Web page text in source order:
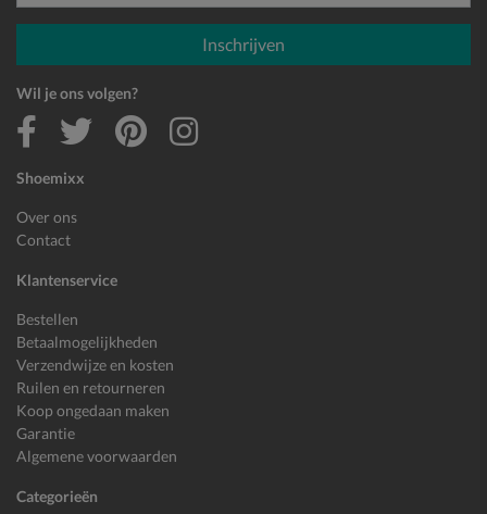
Shoemixx
Over ons
Contact
Klantenservice
Bestellen
Betaalmogelijkheden
Verzendwijze en kosten
Ruilen en retourneren
Koop ongedaan maken
Garantie
Algemene voorwaarden
Categorieën
E-mailadres
Inschrijven
Wil je ons volgen?